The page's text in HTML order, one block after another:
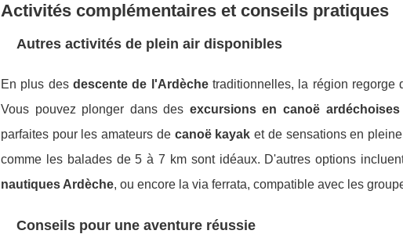
Activités complémentaires et conseils pratiques
Autres activités de plein air disponibles
En plus des descente de l'Ardèchetraditionnelles, la région regorge
Vous pouvez plonger dans des excursions en canoë ardéchoises
parfaites pour les amateurs de canoë kayak et de sensations en
comme les balades de 5 à 7 km sont idéaux. D'autres options
nautiques Ardèche, ou encore la via ferrata, compatible avec les
Conseils pour une aventure réussie